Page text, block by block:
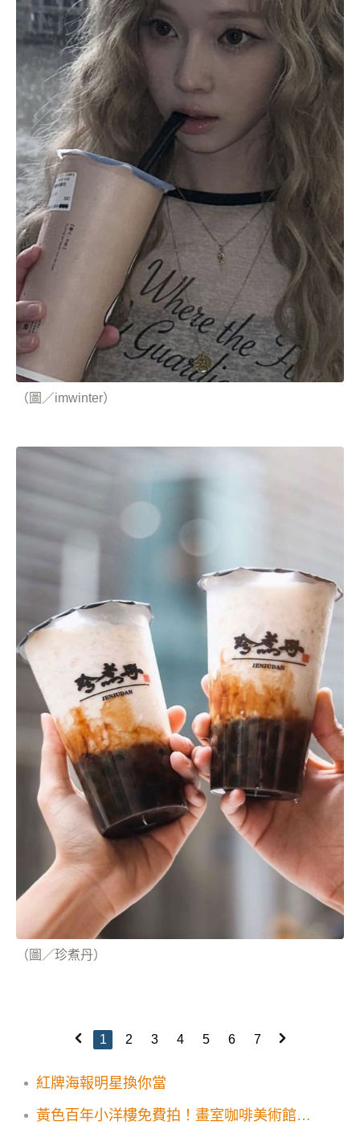
（圖／imwinter）
（圖／珍煮丹）
1 2 3 4 5 6 7
紅牌海報明星換你當
黃色百年小洋樓免費拍！畫室咖啡美術館超